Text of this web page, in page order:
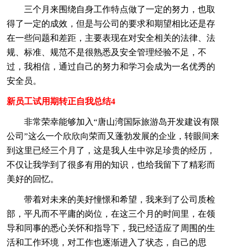
三个月来围绕自身工作特点做了一定的努力，也取
得了一定的成效，但是与公司的要求和期望相比还是存
在一些问题和差距，主要表现在对安全相关的法律、法
规、标准、规范不是很熟悉及安全管理经验不足，不
过，我相信，通过自己的努力和学习会成为一名优秀的
安全员。
新员工试用期转正自我总结4
非常荣幸能够加入“唐山湾国际旅游岛开发建设有限
公司”这么一个欣欣向荣而又蓬勃发展的企业，转眼间来
到这里已经三个月了，这是我人生中弥足珍贵的经历，
不仅让我学到了很多有用的知识，也给我留下了精彩而
美好的回忆。
带着对未来的美好憧憬和希望，我来到了公司质检
部，平凡而不平庸的岗位，在这三个月的时间里，在领
导和同事的悉心关怀和指导下，我已经适应了周围的生
活和工作环境，对工作也逐渐进入了状态，自己的思